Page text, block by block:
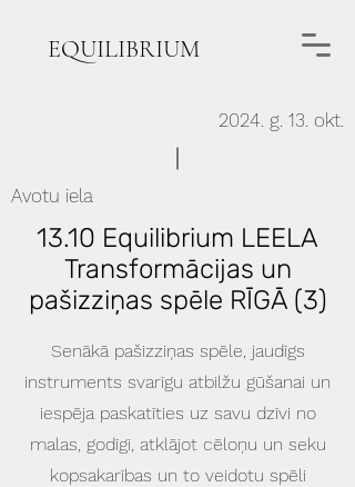
EQUILIBRIUM
2024. g. 13. okt.
Avotu iela
13.10 Equilibrium LEELA
Transformācijas un
pašizziņas spēle RĪGĀ (3)
Senākā pašizziņas spēle, jaudīgs
instruments svarīgu atbilžu gūšanai un
iespēja paskatīties uz savu dzīvi no
malas, godīgi, atklājot cēloņu un seku
kopsakarības un to veidotu spēli